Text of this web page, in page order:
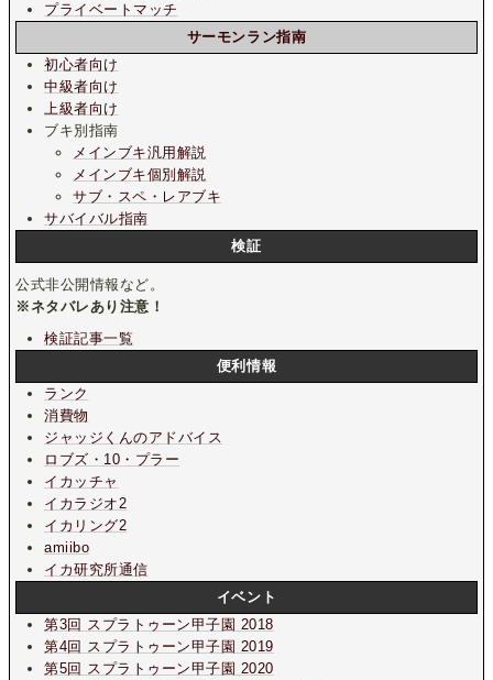
プライベートマッチ
サーモンラン指南
初心者向け
中級者向け
上級者向け
ブキ別指南
メインブキ汎用解説
メインブキ個別解説
サブ・スペ・レアブキ
サバイバル指南
検証
公式非公開情報など。
※ネタバレあり注意！
検証記事一覧
便利情報
ランク
消費物
ジャッジくんのアドバイス
ロブズ・10・プラー
イカッチャ
イカラジオ2
イカリング2
amiibo
イカ研究所通信
イベント
第3回 スプラトゥーン甲子園 2018
第4回 スプラトゥーン甲子園 2019
第5回 スプラトゥーン甲子園 2020